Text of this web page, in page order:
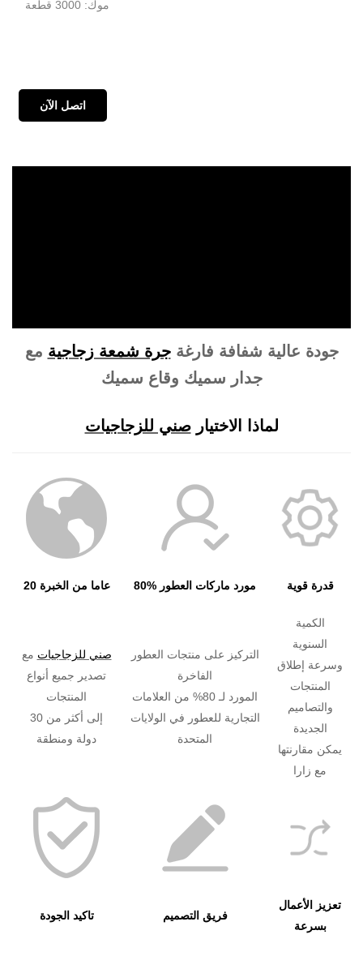
موك: 3000 قطعة
اتصل الآن
جودة عالية شفافة فارغةجرة شمعة زجاجية مع
جدار سميك وقاع سميك
لماذا الاختيارصني للزجاجيات
20 عاما من الخبرة 80% مورد ماركات العطور قدرة قوية
صني للزجاجيات مع
تصدير جميع أنواع
المنتجات
إلى أكثر من 30
دولة ومنطقة
التركيز على منتجات العطور
الفاخرة
المورد لـ 80% من العلامات
التجارية للعطور في الولايات
المتحدة
الكمية
السنوية
وسرعة إطلاق
المنتجات
والتصاميم
الجديدة
يمكن مقارنتها
مع زارا
تاكيد الجودة فريق التصميم
تعزيز الأعمال
بسرعة